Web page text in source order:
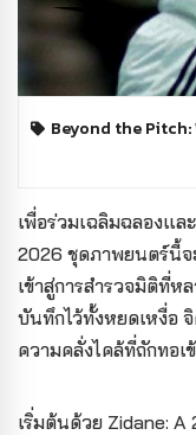
Beyond the
เพื่อร่วมเฉลิมฉลองแ
2026 ชุดภาพยนตร์นี้
เข้าสู่การสำรวจมิติที่ห
บันทึกไว้ทั้งหยดเหงื่อ
ความคลั่งไคล้ที่ถักทอ
เริ่มต้นด้วย Zidane: